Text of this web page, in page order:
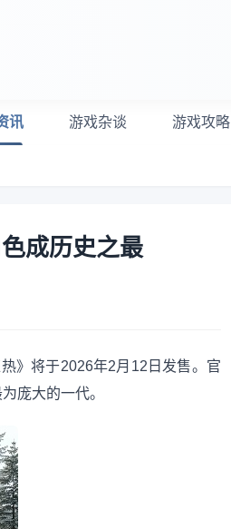
讯 游戏杂谈 游戏攻略
成历史之最
》将于2026年2月12日发售。官
庞大的一代。